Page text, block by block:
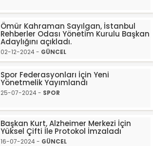
Ömür Kahraman Sayılgan, İstanbul
Rehberler Odası Yönetim Kurulu Başkan
Adaylığını açıkladı.
02-12-2024 - GÜNCEL
Spor Federasyonları İçin Yeni
Yönetmelik Yayımlandı
25-07-2024 - SPOR
Başkan Kurt, Alzheimer Merkezi İçin
Yüksel Çifti İle Protokol İmzaladı
16-07-2024 - GÜNCEL